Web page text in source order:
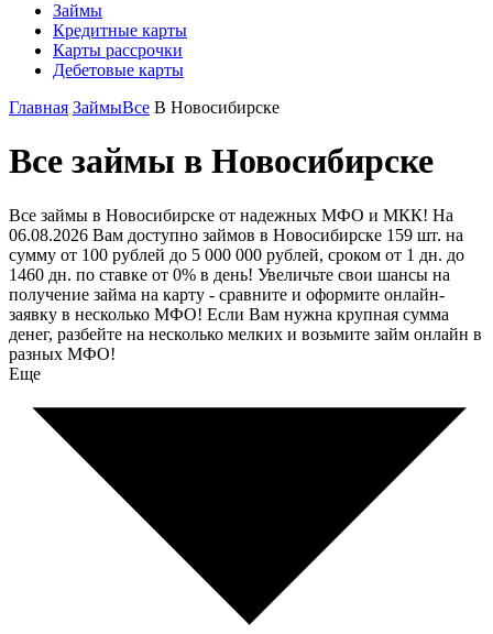
Займы
Кредитные карты
Карты рассрочки
Дебетовые карты
Главная ЗаймыВсе В Новосибирске
Все займы в Новосибирске
Все займы в Новосибирске от надежных МФО и МКК! На
06.08.2026 Вам доступно займов в Новосибирске 159 шт. на
сумму от 100 рублей до 5 000 000 рублей, сроком от 1 дн. до
1460 дн. по ставке от 0% в день! Увеличьте свои шансы на
получение займа на карту - сравните и оформите онлайн-
заявку в несколько МФО! Если Вам нужна крупная сумма
денег, разбейте на несколько мелких и возьмите займ онлайн в
разных МФО!
Еще